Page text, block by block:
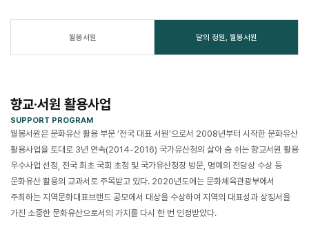
월봉서원 달의 정원, 월봉서원
향교·서원 활용사업
SUPPORT PROGRAM
월봉서원은 문화유산 활용 부문 ‘전국 대표 서원’으로서 2008년부터 시작한 문화유산
활용사업을 토대로 3년 연속(2014-2016) 국가유산청의 살아 숨 쉬는 향교서원 활용
우수사업 선정, 전국 최초 국회 초청 및 국가유산청장 방문, 명예의 전당상 수상 등
문화유산 활용의 교과서로 주목받고 있다. 2020년도에는 문화체육관광부에서
주최하는 지역문화대표브랜드 공모에서 대상을 수상하여 지역의 대표성과 상징서을
가진 소중한 문화유산으로서의 가치를 다시 한 번 인정받았다.